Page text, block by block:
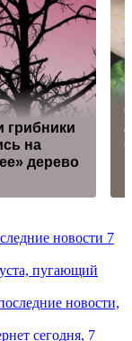
грибники
на
дерево
новости 7
пугающий
новости,
сегодня, 7